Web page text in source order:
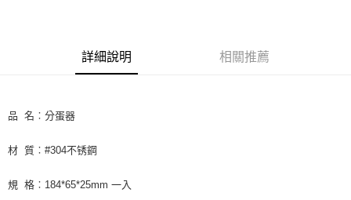
【關於「AFTEE先享後付」】
便利好安心！
３．安心：先確認商品／服務後，再付款。
全家取貨付款-重量限制含紙箱10kg，請控制商品重量在9~9.5
詳細說明 相關推薦
品 名︰分蛋器
材 質︰#304不锈鋼
規 格︰184*65*25mm 一入